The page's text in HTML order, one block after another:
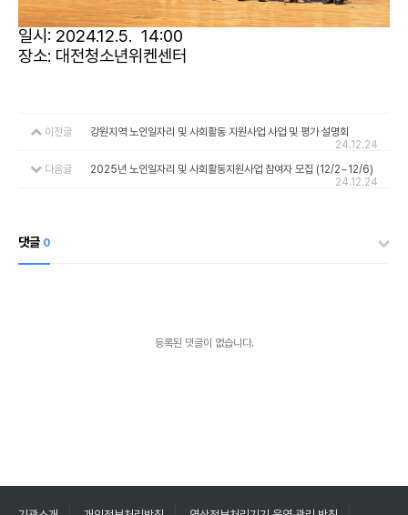
일시: 2024.12.5. 14:00
장소: 대전청소년위켄센터
이전글
강원지역 노인일자리 및 사회활동 지원사업 사업 및 평가 설명회
24.12.24
다음글
2025년 노인일자리 및 사회활동지원사업 참여자 모집 (12/2~12/6)
24.12.24
댓글 0
등록된 댓글이 없습니다.